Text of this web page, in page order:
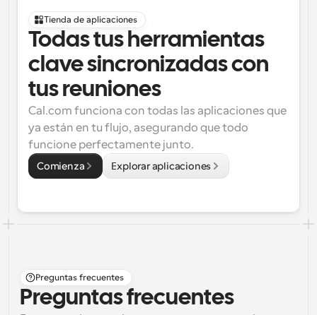
Tienda de aplicaciones
Todas tus herramientas
clave sincronizadas con
tus reuniones
Cal.com funciona con todas las aplicaciones que
ya están en tu flujo, asegurando que todo
funcione perfectamente junto.
Comienza Explorar aplicaciones
Preguntas frecuentes
Preguntas frecuentes